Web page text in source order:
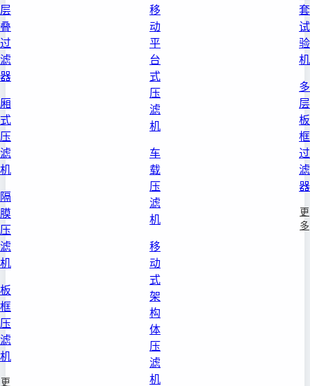
层
叠
过
滤
器
厢
式
压
滤
机
隔
膜
压
滤
机
板
框
压
滤
机
更
移
动
平
台
式
压
滤
机
车
载
压
滤
机
移
动
式
架
构
体
压
滤
机
套
试
验
机
多
层
板
框
过
滤
器
更
多